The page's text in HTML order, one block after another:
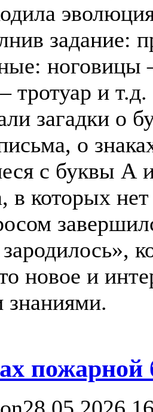
задание:
ноговицы
тротуар и т.д.
загадки о
о
с буквы А
в которых
новое и
пожарной